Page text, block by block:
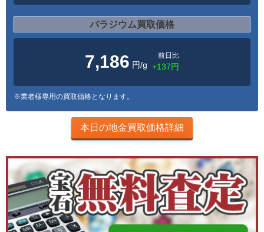
パラジウム買取価格
7,186 円/g
前日比
+137円
※業者様専用の買取価格となります。
本日の地金買取価格詳細